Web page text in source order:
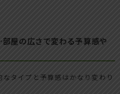
屋の広さで変わる予算感や
タイプと予算感はかなり変わり